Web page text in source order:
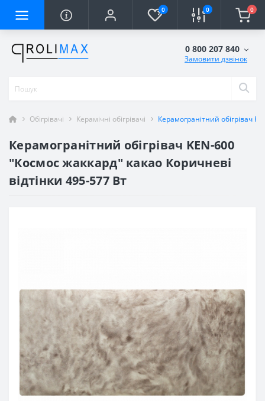
0 0 0
0 800 207 840
Замовити дзвінок
Обігрівачі Керамічні обігрівачі Керамогранітний обігрівач
Керамогранітний обігрівач KEN-600
"Космос жаккард" какао Коричневі
відтінки 495-577 Вт